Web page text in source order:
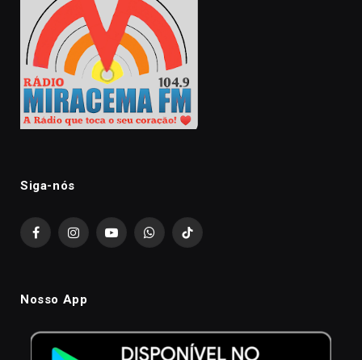
Siga-nós
FacebookInstagramYouTubeWhatsAppTikTok
Nosso App